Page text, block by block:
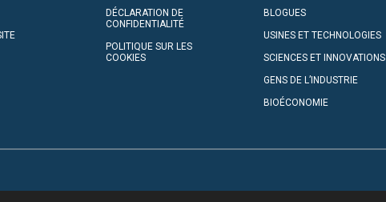
DÉCLARATION DE
CONFIDENTIALITÉ
POLITIQUE SUR LES
COOKIES
BLOGUES
USINES ET TECHNOLOGIES
SCIENCES ET INNOVATIONS
GENS DE L’INDUSTRIE
BIOÉCONOMIE